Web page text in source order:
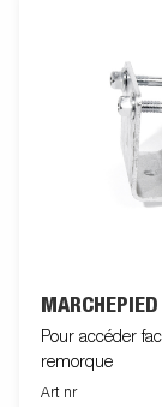
MARCHEPIED
Pour accéder
remorque
Art nr